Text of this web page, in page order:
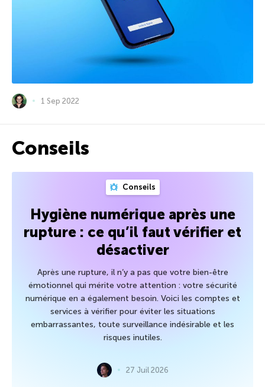
1 Sep 2022
Conseils
Conseils
Hygiène numérique après une
rupture : ce qu’il faut vérifier et
désactiver
Après une rupture, il n’y a pas que votre bien-être
émotionnel qui mérite votre attention : votre sécurité
numérique en a également besoin. Voici les comptes et
services à vérifier pour éviter les situations
embarrassantes, toute surveillance indésirable et les
risques inutiles.
27 Juil 2026